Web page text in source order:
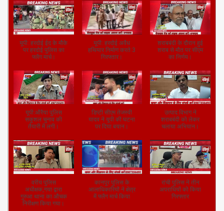
यूपी: हरदोई ईद के मौके
पर हरदोई पुलिस का
फ्लैग मार्च।
यूपी: हरदोई अवैध
हथियार निर्माण करते 3
गिरफ्तार।
शराबबंदी के दौरान हुई
शराब से मौत पर सीएम
का निर्णय।
यूपी:औरैया पुलिस
सकुशल चुनाव की
तैयारी में लगी।
डिप्टी सीएम तेजस्वी
यादव ने यूपी की घटना
पर दिया बयान।
उत्पाद विभाग ने
शराबबंदी को लेकर
चलाया अभियान।
वरीय पुलिस
अधीक्षक,गया द्वारा
गुरुआ थाना का औचक
निरीक्षण किया गया।
कानपुर पुलिस के
आलाधिकारियों ने क्षेत्र
में फ्लैग मार्च किया
रांची पुलिस ने तीन
अपराधियों को किया
गिरफ्तार